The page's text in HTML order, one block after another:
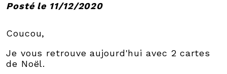
Posté le 11/12/2020
Coucou,
Je vous retrouve aujourd'hui avec 2 cartes
de Noël.